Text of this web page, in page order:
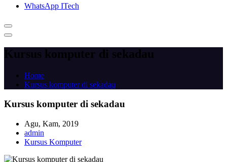
WhatsApp ITech
Kursus komputer di sekadau
Home
Kursus komputer di sekadau
Kursus komputer di sekadau
Agu, Kam, 2019
admin
Kursus Komputer